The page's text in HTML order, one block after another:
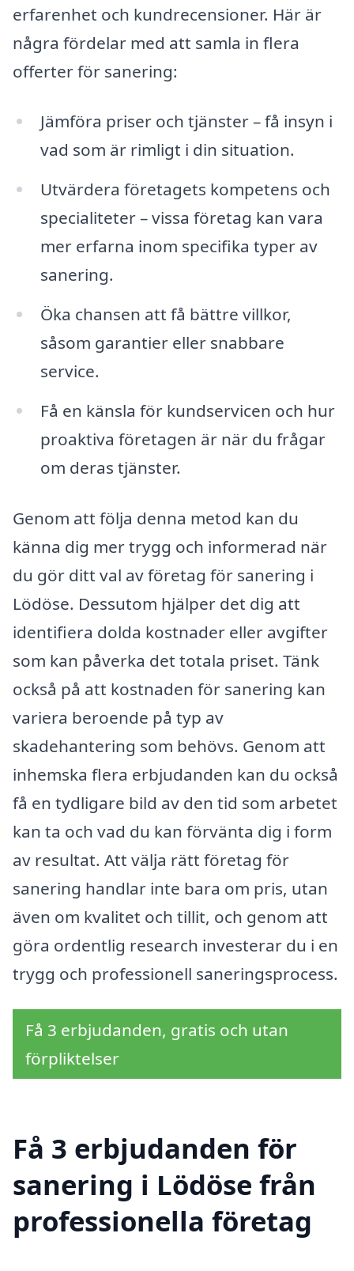
erfarenhet och kundrecensioner. Här är
några fördelar med att samla in flera
offerter för sanering:
Jämföra priser och tjänster – få insyn i
vad som är rimligt i din situation.
Utvärdera företagets kompetens och
specialiteter – vissa företag kan vara
mer erfarna inom specifika typer av
sanering.
Öka chansen att få bättre villkor,
såsom garantier eller snabbare
service.
Få en känsla för kundservicen och hur
proaktiva företagen är när du frågar
om deras tjänster.
Genom att följa denna metod kan du
känna dig mer trygg och informerad när
du gör ditt val av företag för sanering i
Lödöse. Dessutom hjälper det dig att
identifiera dolda kostnader eller avgifter
som kan påverka det totala priset. Tänk
också på att kostnaden för sanering kan
variera beroende på typ av
skadehantering som behövs. Genom att
inhemska flera erbjudanden kan du också
få en tydligare bild av den tid som arbetet
kan ta och vad du kan förvänta dig i form
av resultat. Att välja rätt företag för
sanering handlar inte bara om pris, utan
även om kvalitet och tillit, och genom att
göra ordentlig research investerar du i en
trygg och professionell saneringsprocess.
Få 3 erbjudanden, gratis och utan
förpliktelser
Få 3 erbjudanden för
sanering i Lödöse från
professionella företag